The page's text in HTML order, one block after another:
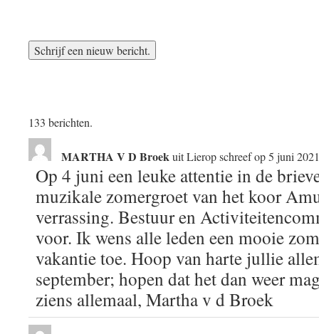
133 berichten.
MARTHA V D BroekuitLieropschreef op5 juni 2021
Op 4 juni een leuke attentie in de
muzikale zomergroet van het koor
verrassing. Bestuur en
voor. Ik wens alle leden een mooie
vakantie toe. Hoop van harte jullie
september; hopen dat het dan weer
ziens allemaal, Martha v d Broek